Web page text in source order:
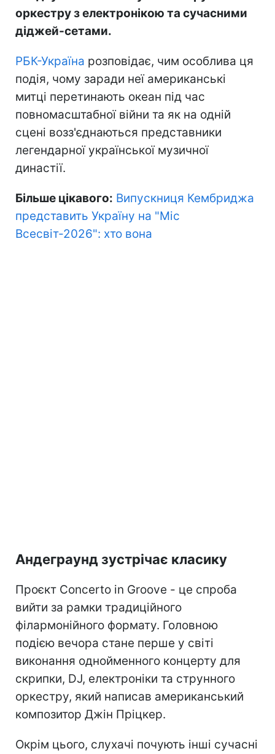
оркестру з електронікою та сучасними
діджей-сетами.
РБК-Україна розповідає, чим особлива ця
подія, чому заради неї американські
митці перетинають океан під час
повномасштабної війни та як на одній
сцені возз'єднаються представники
легендарної української музичної
династії.
Більше цікавого: Випускниця Кембриджа
представить Україну на "Міс
Всесвіт-2026": хто вона
Андеграунд зустрічає класику
Проєкт Concerto in Groove - це спроба
вийти за рамки традиційного
філармонійного формату. Головною
подією вечора стане перше у світі
виконання однойменного концерту для
скрипки, DJ, електроніки та струнного
оркестру, який написав американський
композитор Джін Пріцкер.
Окрім цього, слухачі почують інші сучасні